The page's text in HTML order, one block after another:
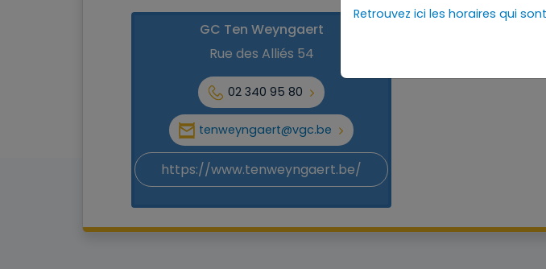
GC Ten Weyngaert
Rue des Alliés 54
02 340 95 80
tenweyngaert@vgc.be
https://www.tenweyngaert.be/
Retrouvez ici les horaires qui